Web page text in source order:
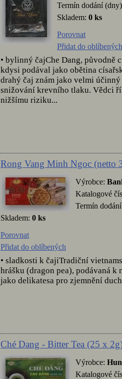
Termín dodání
Skladem: 0 ks
Porovnat
Přidat do oblíbených
• bylinný čajChe Dang, původně
kdysi podával jako obětina
drahý čaj znám jako velmi
snižování krevního tlaku. Vědci
nižšímu riziku...
Rong Vang Minh Ngoc (netto
Výrobce:
Katalogové
Termín
Skladem: 0 ks
Porovnat
Přidat do oblíbených
• sladkosti k čajiTradiční
hrášku (dragon pea), podávaná k
jako delikatesa pro zjemnění
Ché Dang - Bitter Tea (25 x
Výrobce:
Katalogové